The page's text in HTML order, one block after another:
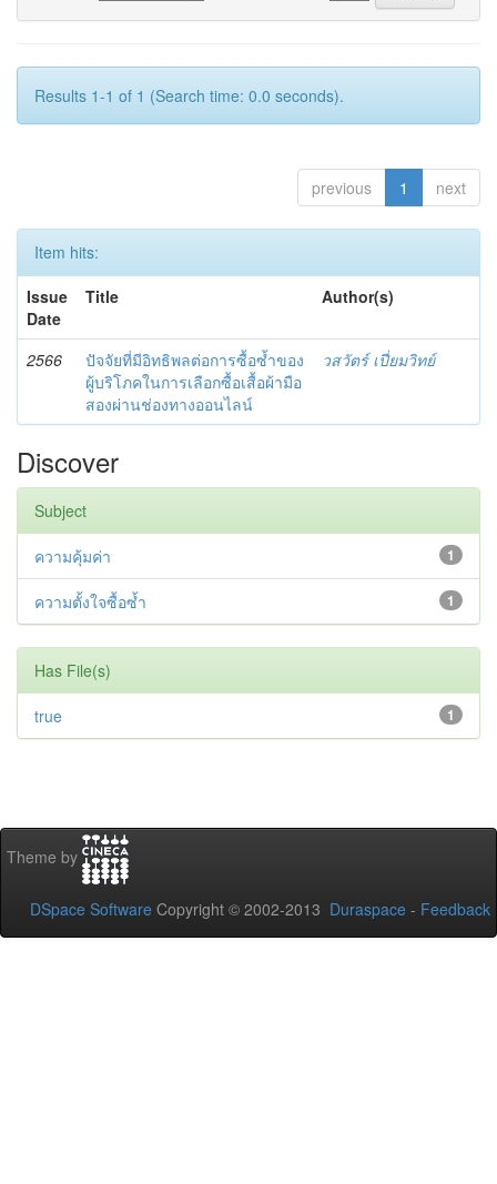
Results 1-1 of 1 (Search time: 0.0 seconds).
previous 1 next
Item hits:
Issue
Date
Title Author(s)
2566
ปัจจัยที่มีอิทธิพลต่อการซื้อซ้ำของ
ผู้บริโภคในการเลือกซื้อเสื้อผ้ามือ
สองผ่านช่องทางออนไลน์
วสวัตร์ เปี่ยมวิทย์
Discover
Subject
1
ความคุ้มค่า
1
ความตั้งใจซื้อซ้ำ
Has File(s)
1
true
Theme by
DSpace Software Copyright © 2002-2013 Duraspace - Feedback